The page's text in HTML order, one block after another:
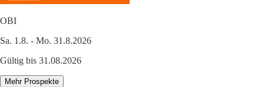
OBI
Sa. 1.8. - Mo. 31.8.2026
Gültig bis 31.08.2026
Mehr Prospekte